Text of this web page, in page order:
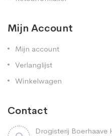
Mijn Account
Mijn account
Verlanglijst
Winkelwagen
Contact
Drogisterij Boerhaave